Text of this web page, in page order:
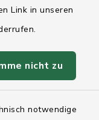
Link in unseren
nicht zu
notwendige